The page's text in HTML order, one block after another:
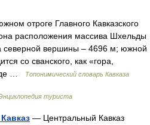
отроге Главного Кавказского
расположения массива Шхельды
северной вершины – 4696 м; южной
со сванского, как «гора,
…
Топонимический словарь Кавказа
туриста
— Центральный Кавказ